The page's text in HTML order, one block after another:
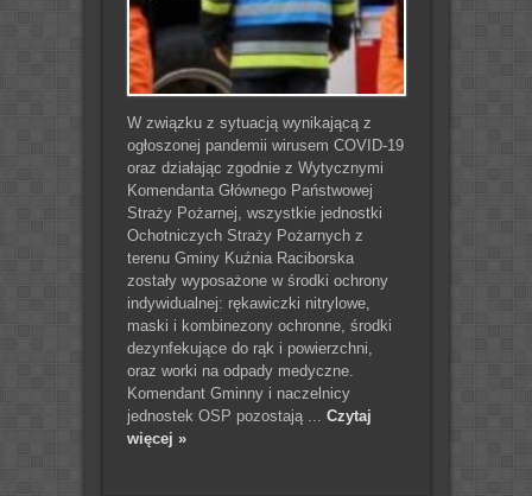
W związku z sytuacją wynikającą z
ogłoszonej pandemii wirusem COVID-19
oraz działając zgodnie z Wytycznymi
Komendanta Głównego Państwowej
Straży Pożarnej, wszystkie jednostki
Ochotniczych Straży Pożarnych z
terenu Gminy Kuźnia Raciborska
zostały wyposażone w środki ochrony
indywidualnej: rękawiczki nitrylowe,
maski i kombinezony ochronne, środki
dezynfekujące do rąk i powierzchni,
oraz worki na odpady medyczne.
Komendant Gminny i naczelnicy
jednostek OSP pozostają ... Czytaj
więcej »